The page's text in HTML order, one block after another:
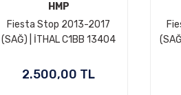
HMP
Fiesta Stop 2013-2017
(SAĞ) | İTHAL C1BB 13404
2.500,00 TL